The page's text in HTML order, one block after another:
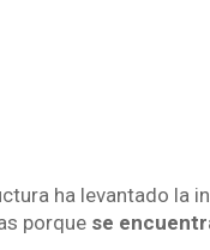
ha levantado la
porquese